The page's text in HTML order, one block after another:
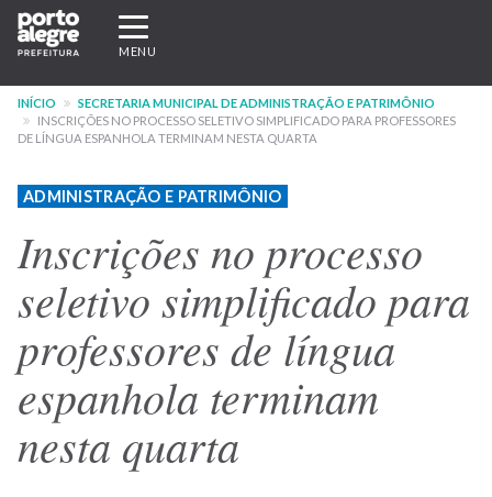
Pular
para
conteúdo
principal
Expandir/recolher
navegação
MENU
INÍCIO
SECRETARIA MUNICIPAL DE ADMINISTRAÇÃO E PATRIMÔNIO
INSCRIÇÕES NO PROCESSO SELETIVO SIMPLIFICADO PARA PROFESSORES
DE LÍNGUA ESPANHOLA TERMINAM NESTA QUARTA
ADMINISTRAÇÃO E PATRIMÔNIO
Inscrições no processo
seletivo simplificado para
professores de língua
espanhola terminam
nesta quarta